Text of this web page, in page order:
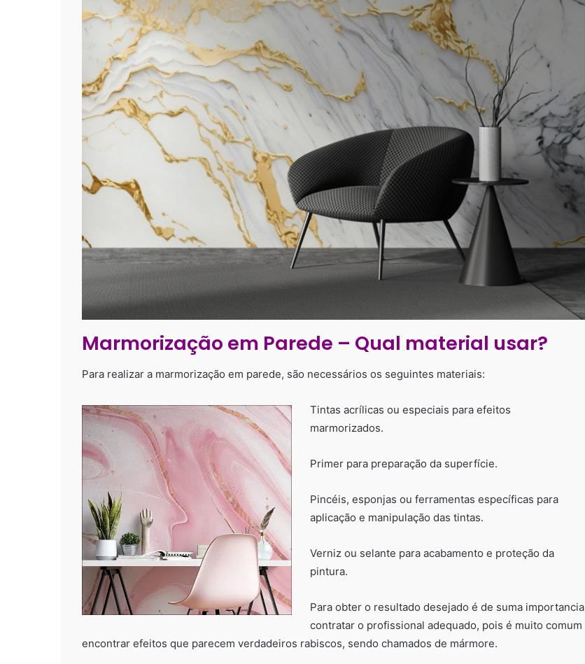
Marmorização em Parede – Qual material usar?
Para realizar a marmorização em parede, são necessários os seguintes materiais:
Tintas acrílicas ou especiais para efeitos
marmorizados.
Primer para preparação da superfície.
Pincéis, esponjas ou ferramentas específicas para
aplicação e manipulação das tintas.
Verniz ou selante para acabamento e proteção da
pintura.
Para obter o resultado desejado é de suma importancia
contratar o profissional adequado, pois é muito comum
encontrar efeitos que parecem verdadeiros rabiscos, sendo chamados de mármore.